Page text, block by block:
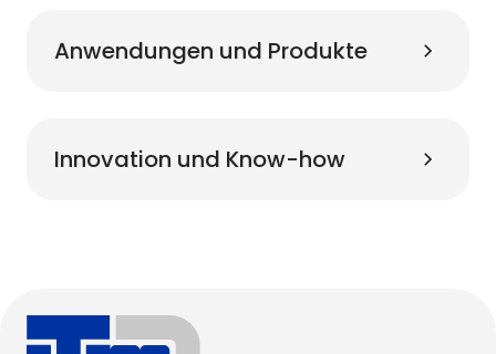
Anwendungen und Produkte
Innovation und Know-how